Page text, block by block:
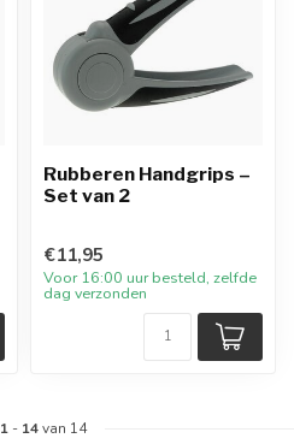
Rubberen Handgrips –
Set van 2
€11,95
Voor 16:00 uur besteld, zelfde
dag verzonden
1 - 14van 14